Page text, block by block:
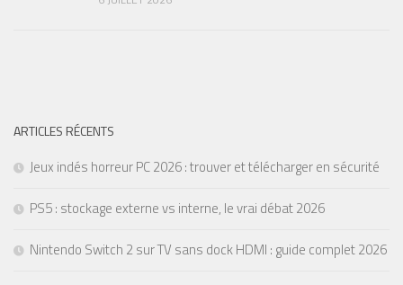
ARTICLES RÉCENTS
Jeux indés horreur PC 2026 : trouver et télécharger en sécurité
PS5 : stockage externe vs interne, le vrai débat 2026
Nintendo Switch 2 sur TV sans dock HDMI : guide complet 2026